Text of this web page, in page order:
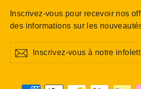
Inscrivez-vous pour recevoir nos
des informations sur les
vous
S'inscrire